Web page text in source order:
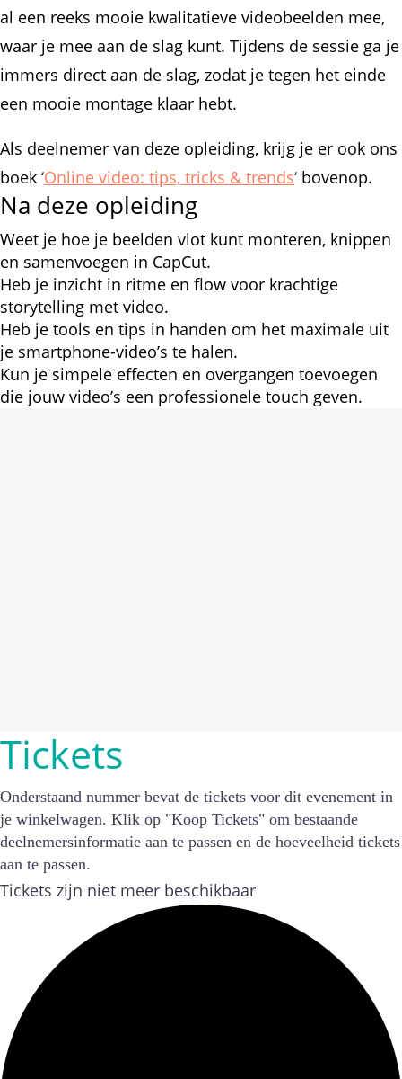
al een reeks mooie kwalitatieve videobeelden mee,
waar je mee aan de slag kunt. Tijdens de sessie ga je
immers direct aan de slag, zodat je tegen het einde
een mooie montage klaar hebt.
Als deelnemer van deze opleiding, krijg je er ook ons
boek ‘Online video: tips, tricks & trends‘ bovenop.
Na deze opleiding
Weet je hoe je beelden vlot kunt monteren, knippen
en samenvoegen in CapCut.
Heb je inzicht in ritme en flow voor krachtige
storytelling met video.
Heb je tools en tips in handen om het maximale uit
je smartphone-video’s te halen.
Kun je simpele effecten en overgangen toevoegen
die jouw video’s een professionele touch geven.
Tickets
Onderstaand nummer bevat de tickets voor dit evenement in
je winkelwagen. Klik op "Koop Tickets" om bestaande
deelnemersinformatie aan te passen en de hoeveelheid tickets
aan te passen.
Tickets zijn niet meer beschikbaar